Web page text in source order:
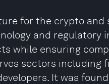
for the crypto and
and
while ensuring
sectors including
It was